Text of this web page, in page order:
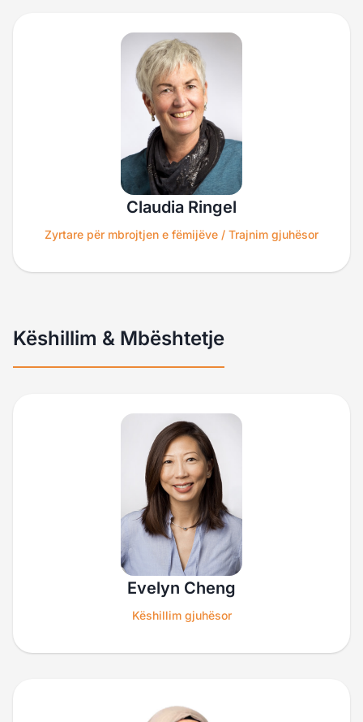
Claudia Ringel
Zyrtare për mbrojtjen e fëmijëve / Trajnim gjuhësor
Këshillim & Mbështetje
Evelyn Cheng
Këshillim gjuhësor